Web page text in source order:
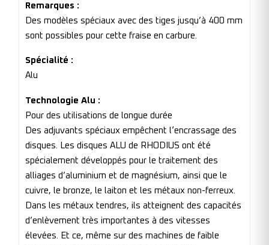
Remarques :
Des modèles spéciaux avec des tiges jusqu’à 400 mm
sont possibles pour cette fraise en carbure.
Spécialité :
Alu
Technologie Alu :
Pour des utilisations de longue durée
Des adjuvants spéciaux empêchent l‘encrassage des
disques. Les disques ALU de RHODIUS ont été
spécialement développés pour le traitement des
alliages d’aluminium et de magnésium, ainsi que le
cuivre, le bronze, le laiton et les métaux non-ferreux.
Dans les métaux tendres, ils atteignent des capacités
d’enlèvement très importantes à des vitesses
élevées. Et ce, même sur des machines de faible